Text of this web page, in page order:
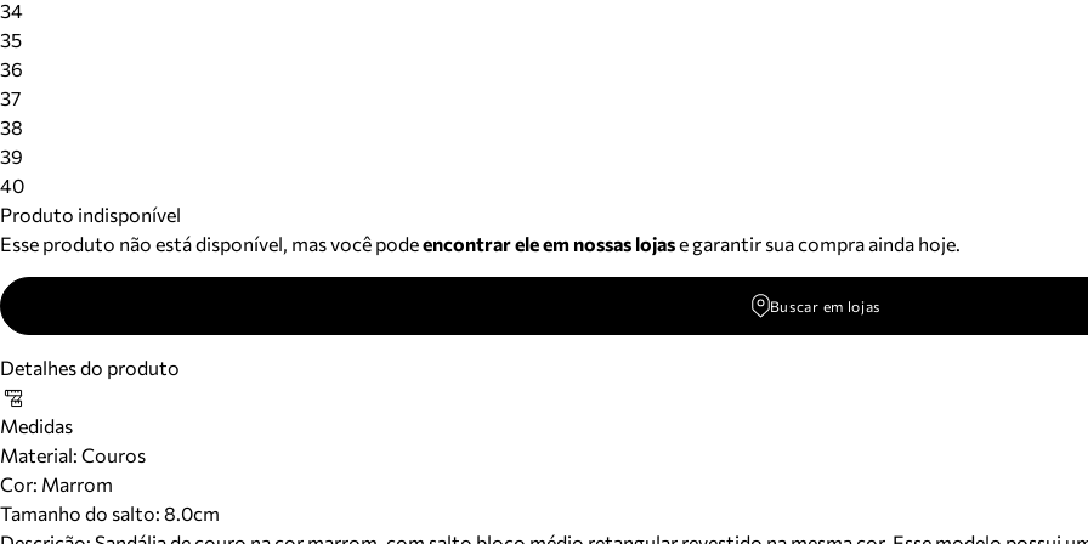
34
35
36
37
38
39
40
Produto indisponível
Esse produto não está disponível, mas você podeencontrar ele em nossas lojase garantir sua compra ainda hoje.
Buscar em lojas
Detalhes do produto
Medidas
Material: Couros
Cor: Marrom
Tamanho do salto: 8.0cm